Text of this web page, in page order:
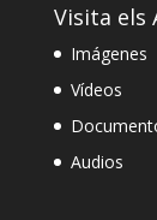
Visita els
Imágenes
Vídeos
Audios